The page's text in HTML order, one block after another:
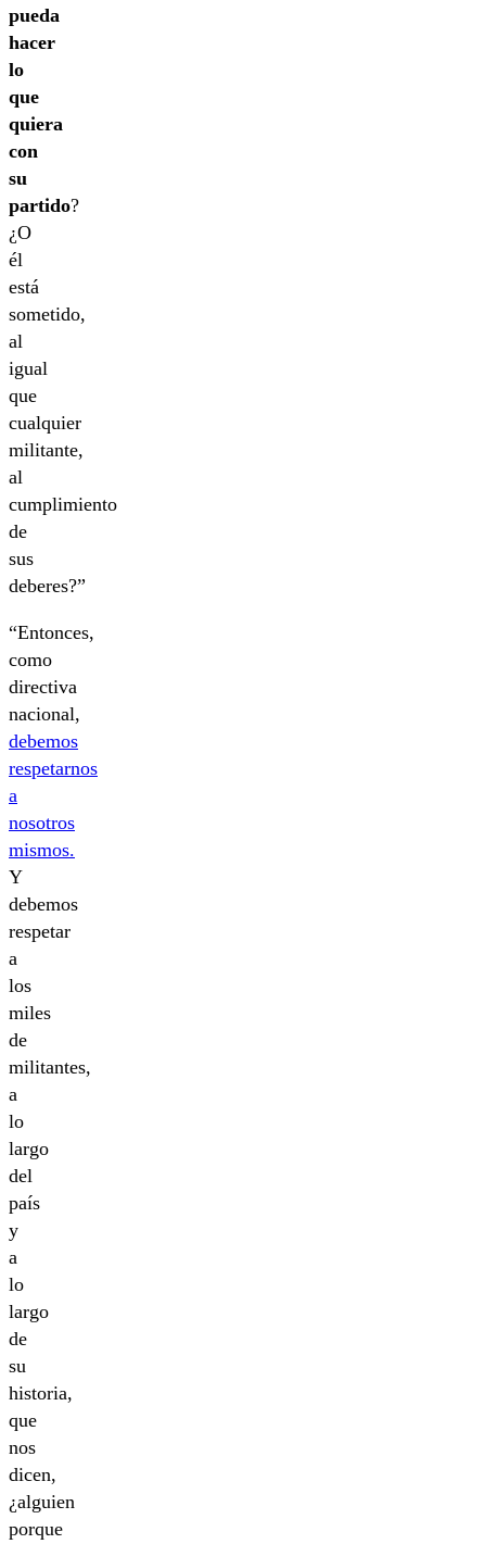
pueda
hacer
lo
que
quiera
con
su
partido?
¿O
él
está
sometido,
al
igual
que
cualquier
militante,
al
cumplimiento
de
sus
deberes?”
“Entonces,
como
directiva
nacional,
debemos
respetarnos
a
nosotros
mismos.
Y
debemos
respetar
a
los
miles
de
militantes,
a
lo
largo
del
país
y
a
lo
largo
de
su
historia,
que
nos
dicen,
¿alguien
porque